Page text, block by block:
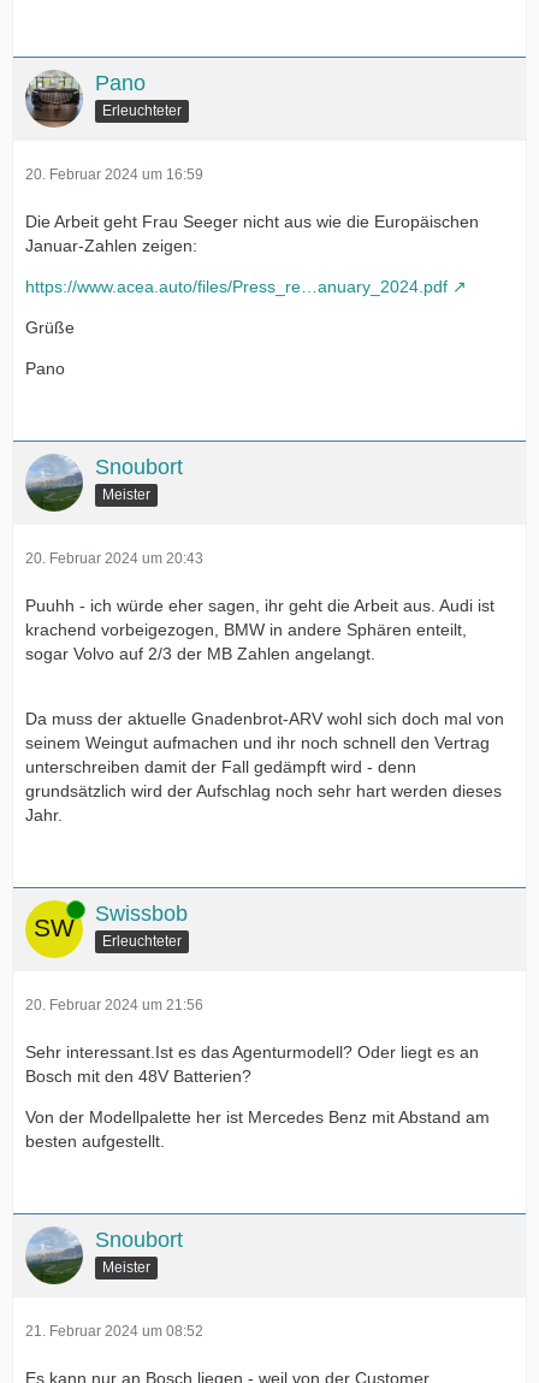
Pano
Erleuchteter
20. Februar 2024 um 16:59
Die Arbeit geht Frau Seeger nicht aus wie die Europäischen
Januar-Zahlen zeigen:
https://www.acea.auto/files/Press_re…anuary_2024.pdf
Grüße
Pano
Snoubort
Meister
20. Februar 2024 um 20:43
Puuhh - ich würde eher sagen, ihr geht die Arbeit aus. Audi ist
krachend vorbeigezogen, BMW in andere Sphären enteilt,
sogar Volvo auf 2/3 der MB Zahlen angelangt.
Da muss der aktuelle Gnadenbrot-ARV wohl sich doch mal von
seinem Weingut aufmachen und ihr noch schnell den Vertrag
unterschreiben damit der Fall gedämpft wird - denn
grundsätzlich wird der Aufschlag noch sehr hart werden dieses
Jahr.
Online Swissbob
Erleuchteter
20. Februar 2024 um 21:56
Sehr interessant.Ist es das Agenturmodell? Oder liegt es an
Bosch mit den 48V Batterien?
Von der Modellpalette her ist Mercedes Benz mit Abstand am
besten aufgestellt.
Snoubort
Meister
21. Februar 2024 um 08:52
Es kann nur an Bosch liegen - weil von der Customer